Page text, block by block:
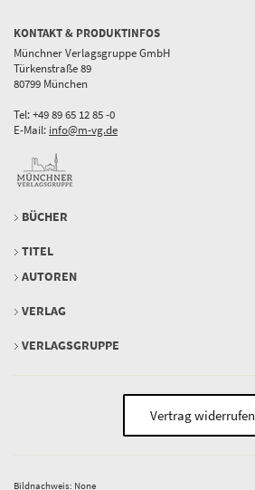
KONTAKT & PRODUKTINFOS
Münchner Verlagsgruppe GmbH
Türkenstraße 89
80799 München
Tel: +49 89 65 12 85 -0
E-Mail: info@m-vg.de
BÜCHER
TITEL
AUTOREN
VERLAG
VERLAGSGRUPPE
Vertrag widerrufen
Bildnachweis: None